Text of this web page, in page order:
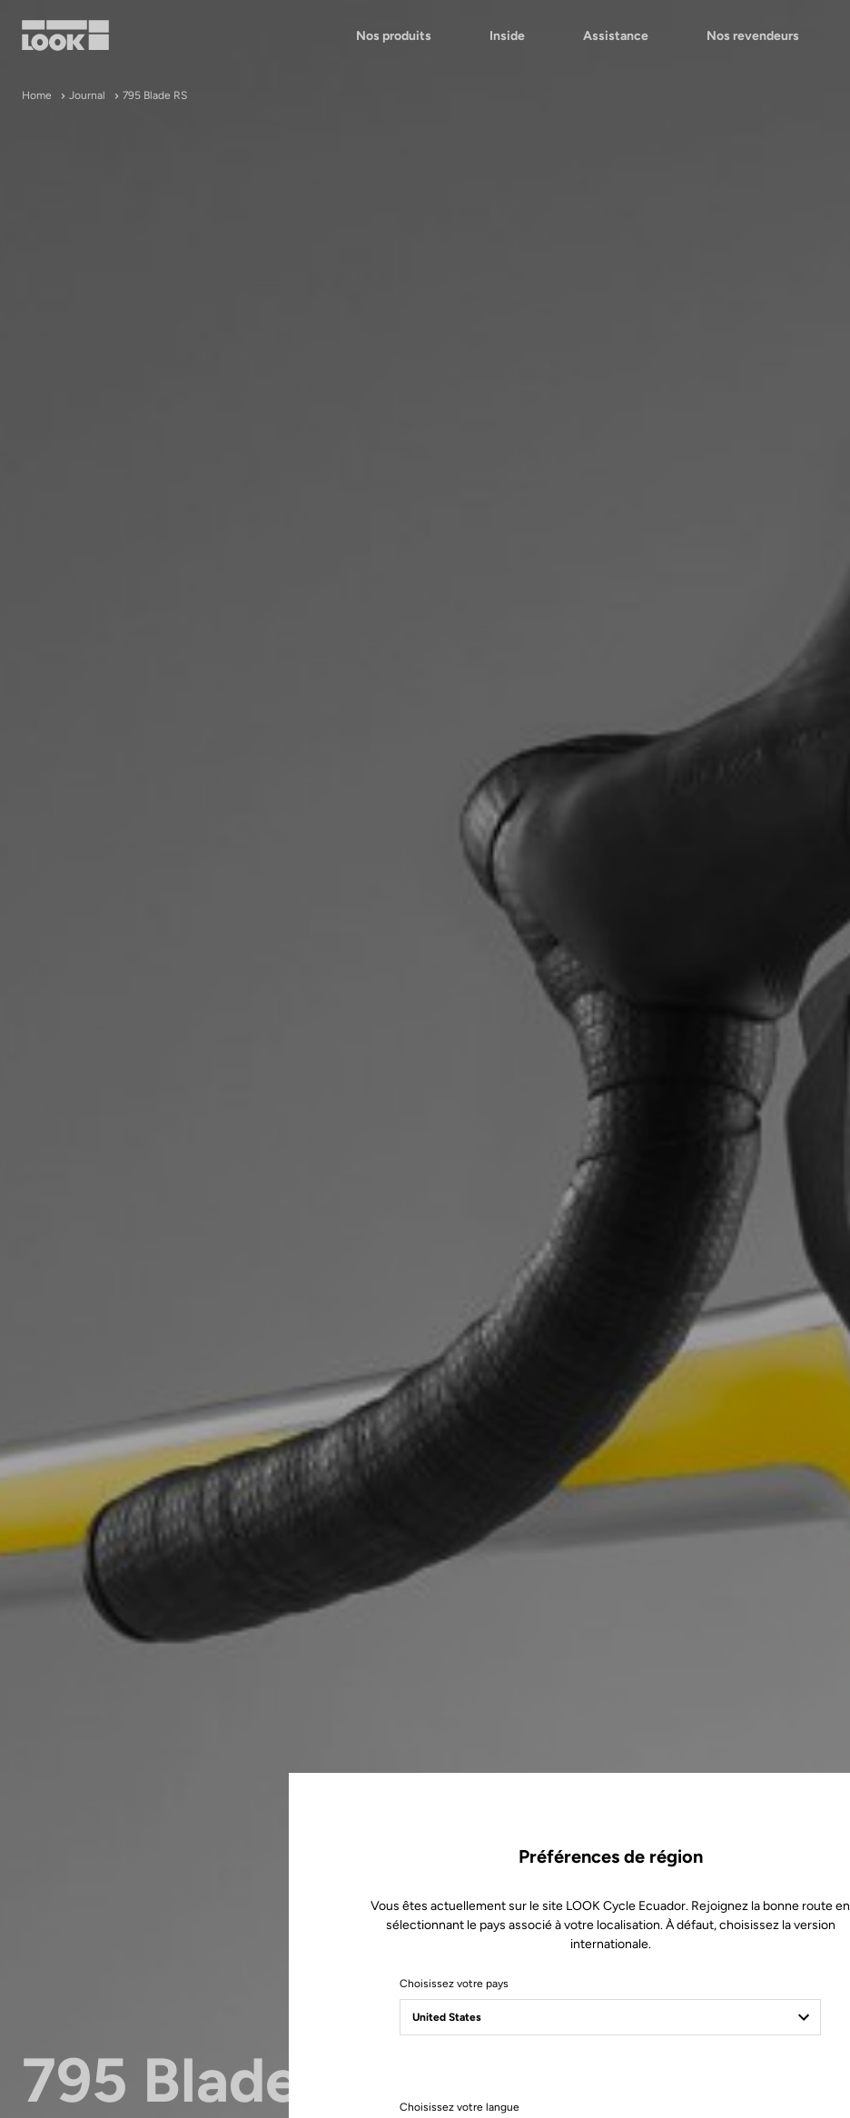
Nos produits Inside Assistance Nos revendeurs
Home Journal 795 Blade RS
795 Blade RS
Préférences de région
Vous êtes actuellement sur le site LOOK Cycle Ecuador. Rejoignez la bonne route en
sélectionnant le pays associé à votre localisation. À défaut, choisissez la version
internationale.
Choisissez votre pays
Choisissez votre langue